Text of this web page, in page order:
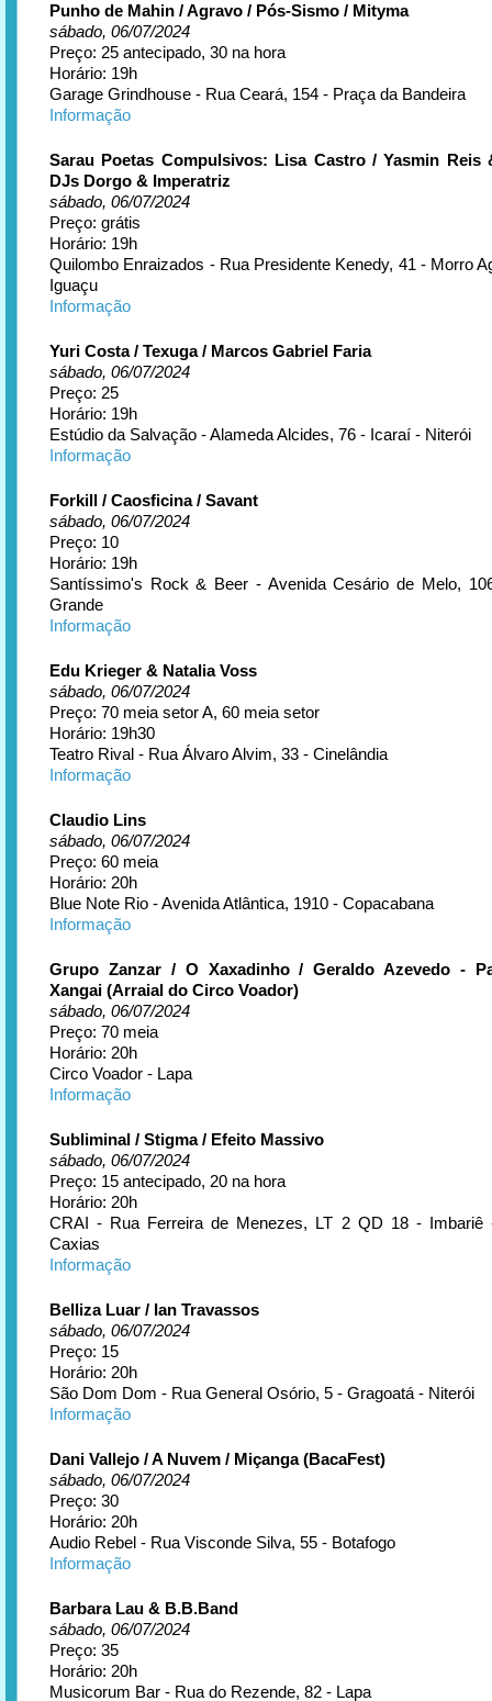
Punho de Mahin / Agravo / Pós-Sismo / Mityma
sábado, 06/07/2024
Preço: 25 antecipado, 30 na hora
Horário: 19h
Garage Grindhouse - Rua Ceará, 154 - Praça da Bandeira
Informação
Sarau Poetas Compulsivos: Lisa Castro / Yasmin Reis
DJs Dorgo & Imperatriz
sábado, 06/07/2024
Preço: grátis
Horário: 19h
Quilombo Enraizados - Rua Presidente Kenedy, 41 - Morro
Iguaçu
Informação
Yuri Costa / Texuga / Marcos Gabriel Faria
sábado, 06/07/2024
Preço: 25
Horário: 19h
Estúdio da Salvação - Alameda Alcides, 76 - Icaraí - Niterói
Informação
Forkill / Caosficina / Savant
sábado, 06/07/2024
Preço: 10
Horário: 19h
Santíssimo's Rock & Beer - Avenida Cesário de Melo,
Grande
Informação
Edu Krieger & Natalia Voss
sábado, 06/07/2024
Preço: 70 meia setor A, 60 meia setor
Horário: 19h30
Teatro Rival - Rua Álvaro Alvim, 33 - Cinelândia
Informação
Claudio Lins
sábado, 06/07/2024
Preço: 60 meia
Horário: 20h
Blue Note Rio - Avenida Atlântica, 1910 - Copacabana
Informação
Grupo Zanzar / O Xaxadinho / Geraldo Azevedo -
Xangai (Arraial do Circo Voador)
sábado, 06/07/2024
Preço: 70 meia
Horário: 20h
Circo Voador - Lapa
Informação
Subliminal / Stigma / Efeito Massivo
sábado, 06/07/2024
Preço: 15 antecipado, 20 na hora
Horário: 20h
CRAI - Rua Ferreira de Menezes, LT 2 QD 18 - Imbariê
Caxias
Informação
Belliza Luar / Ian Travassos
sábado, 06/07/2024
Preço: 15
Horário: 20h
São Dom Dom - Rua General Osório, 5 - Gragoatá - Niterói
Informação
Dani Vallejo / A Nuvem / Miçanga (BacaFest)
sábado, 06/07/2024
Preço: 30
Horário: 20h
Audio Rebel - Rua Visconde Silva, 55 - Botafogo
Informação
Barbara Lau & B.B.Band
sábado, 06/07/2024
Preço: 35
Horário: 20h
Musicorum Bar - Rua do Rezende, 82 - Lapa